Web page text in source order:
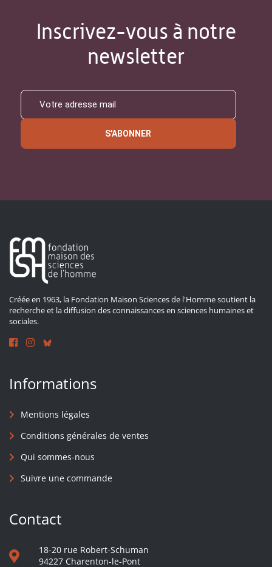
Inscrivez-vous à notre
newsletter
S'ABONNER
Créée en 1963, la Fondation Maison Sciences de l'Homme soutient la
recherche et la diffusion des connaissances en sciences humaines et
sociales.
Informations
Mentions légales
Conditions générales de ventes
Qui sommes-nous
Suivre une commande
Contact
18-20 rue Robert-Schuman
94227 Charenton-le-Pont